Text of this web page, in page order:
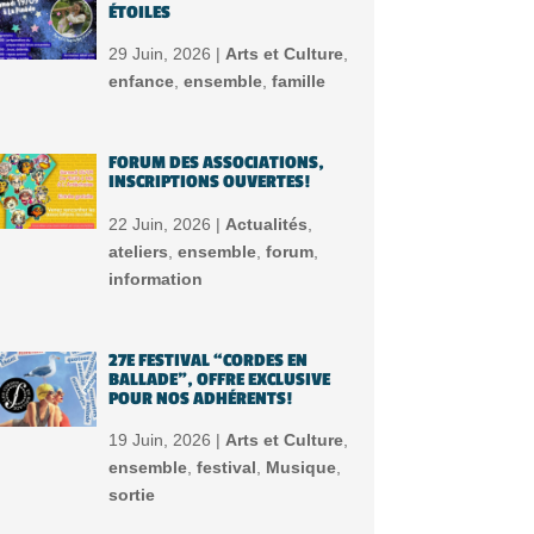
ÉTOILES
29 Juin, 2026 | Arts et Culture,
enfance, ensemble, famille
FORUM DES ASSOCIATIONS,
INSCRIPTIONS OUVERTES!
22 Juin, 2026 | Actualités
ateliers ensemble, forum,
information
27E FESTIVAL “CORDES EN
BALLADE”, OFFRE EXCLUSIVE
POUR NOS ADHÉRENTS!
19 Juin, 2026 | Arts et Culture,
ensemble, festival Musique,
sortie